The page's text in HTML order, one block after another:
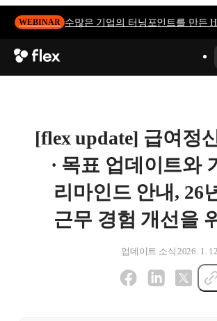
WEBINAR 수많은 기업의 터닝포인트를 만든
[flex update] 급여정
· 목표 업데이트와
리마인드 안내, 26
근무 경험 개선을
업데이트 소식 2026. 1. 12